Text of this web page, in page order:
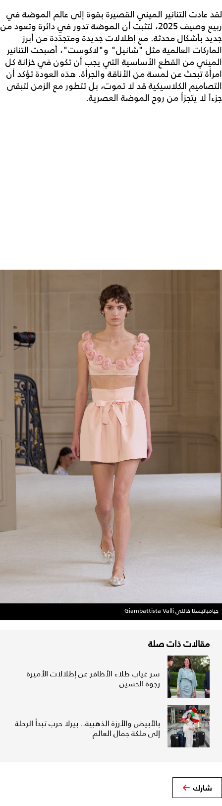
لقد عادت التنانير الميني القصيرة بقوة إلى عالم الموضة في
ربيع وصيف 2025، لتثبت أن الموضة تدور في دائرة وتعود من
جديد بأشكال محدثة. مع إطلالات جديدة ومتجدّدة من أبرز
الماركات العالمية مثل "شانيل" و"لاكوست"، أصبحت التنانير
الميني من القطع الأساسية التي يجب أن تكون في خزانة كل
امرأة تبحث عن لمسة من الأناقة والجرأة. هذه العودة تؤكد أن
التصاميم الكلاسيكية قد لا تموت، بل تتطور مع الزمن لتبقى
جزءاً لا يتجزأ من روح الموضة العصرية.
جيامباتيستا فاللي Giambattista Valli
مقالات ذات صلة
سر غياب طلاء الأظافر عن إطلالات الأميرة
رجوة الحسين
بالأبيض والأرزة الذهبية.. بيرلا حرب تبدأ الرحلة
إلى ملكة جمال العالم
شارك